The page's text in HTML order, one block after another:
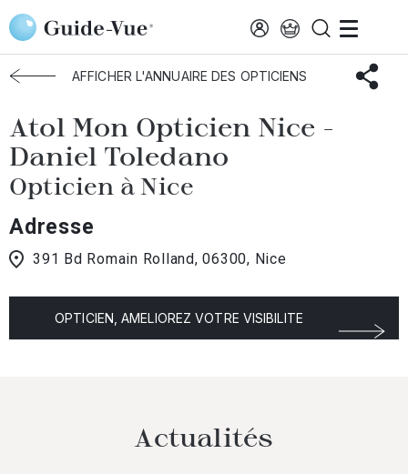
Aller au contenu principal
Accueil Choisir mon opticien Atol Mon Opticien Nice
AFFICHER L'ANNUAIRE DES OPTICIENS
Atol Mon Opticien Nice -
Daniel Toledano
Opticien à Nice
Adresse
391 Bd Romain Rolland, 06300, Nice
OPTICIEN, AMELIOREZ VOTRE VISIBILITE
Actualités